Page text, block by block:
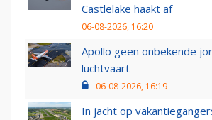
Castlelake haakt af
06-08-2026, 16:20
Apollo geen onbekende
luchtvaart
06-08-2026, 16:19
In jacht op